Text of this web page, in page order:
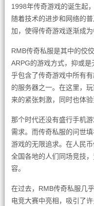
1998年传奇游戏的诞生起
随着技术的进步和网络的
加，使得传奇游戏逐渐成为
RMB传奇私服是其中的佼
ARPG的游戏方式，抑或
乎包含了传奇游戏中所有
的服务器之一。在这里，
来的紧张刺激，同时也体
那个时代还没有盛行手机
需求。而传奇私服的问世
游戏的无限追求。在人民
全国各地的人们同场竞技
容。
在过去，RMB传奇私服几
电竞大赛中亮相，吸引了